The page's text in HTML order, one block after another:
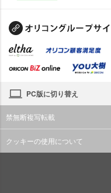
PC版に切り替え
禁無断複写転載
クッキーの使用について